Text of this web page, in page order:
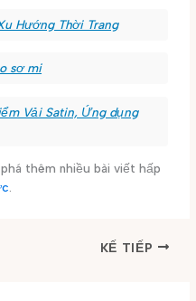
Hướng Thời Trang
sơ mi
Vải Satin, Ứng dụng
thêm nhiều bài viết hấp
KẾ TIẾP